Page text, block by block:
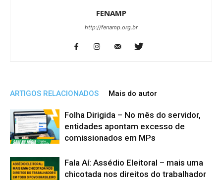
FENAMP
http://fenamp.org.br
ARTIGOS RELACIONADOS Mais do autor
Folha Dirigida – No mês do servidor,
entidades apontam excesso de
comissionados em MPs
Fala Aí: Assédio Eleitoral – mais uma
chicotada nos direitos do trabalhador